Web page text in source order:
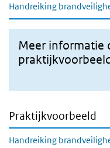
Handreiking
Meer informatie
Praktijkvoorbeeld
Handreiking